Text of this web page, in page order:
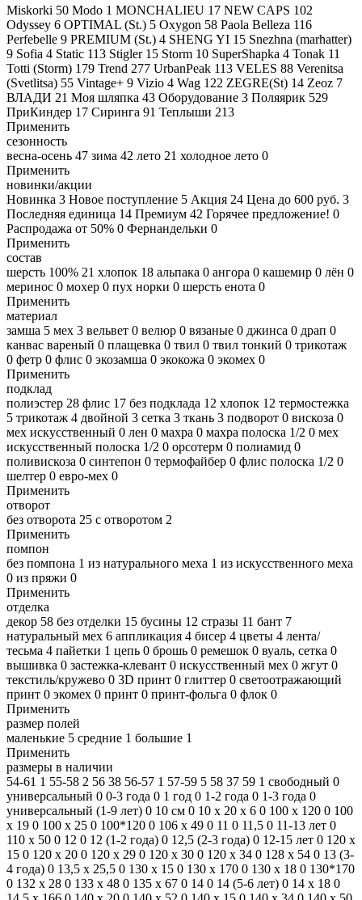
Miskorki 50 Modo 1 MONCHALIEU 17 NEW CAPS 102
Odyssey 6 OPTIMAL (St.) 5 Oxygon 58 Paola Belleza 116
Perfebelle 9 PREMIUM (St.) 4 SHENG YI 15 Snezhna (marhatter)
9 Sofia 4 Static 113 Stigler 15 Storm 10 SuperShapka 4 Tonak 11
Totti (Storm) 179 Trend 277 UrbanPeak 113 VELES 88 Verenitsa
(Svetlitsa) 55 Vintage+ 9 Vizio 4 Wag 122 ZEGRE(St) 14 Zeoz 7
ВЛАДИ 21 Моя шляпка 43 Оборудование 3 Поляярик 529
ПриКиндер 17 Сиринга 91 Теплыши 213
Применить
сезонность
весна-осень 47 зима 42 лето 21 холодное лето 0
Применить
новинки/акции
Новинка 3 Новое поступление 5 Акция 24 Цена до 600 руб. 3
Последняя единица 14 Премиум 42 Горячее предложение! 0
Распродажа от 50% 0 Фернандельки 0
Применить
состав
шерсть 100% 21 хлопок 18 альпака 0 ангора 0 кашемир 0 лён 0
меринос 0 мохер 0 пух норки 0 шерсть енота 0
Применить
материал
замша 5 мех 3 вельвет 0 велюр 0 вязаные 0 джинса 0 драп 0
канвас вареный 0 плащевка 0 твил 0 твил тонкий 0 трикотаж
0 фетр 0 флис 0 экозамша 0 экокожа 0 экомех 0
Применить
подклад
полиэстер 28 флис 17 без подклада 12 хлопок 12 термостежка
5 трикотаж 4 двойной 3 сетка 3 ткань 3 подворот 0 вискоза 0
мех искусственный 0 лен 0 махра 0 махра полоска 1/2 0 мех
искусственный полоска 1/2 0 орсотерм 0 полиамид 0
поливискоза 0 синтепон 0 термофайбер 0 флис полоска 1/2 0
шелтер 0 евро-мех 0
Применить
отворот
без отворота 25 с отворотом 2
Применить
помпон
без помпона 1 из натурального меха 1 из искусственного меха
0 из пряжи 0
Применить
отделка
декор 58 без отделки 15 бусины 12 стразы 11 бант 7
натуральный мех 6 аппликация 4 бисер 4 цветы 4 лента/
тесьма 4 пайетки 1 цепь 0 брошь 0 ремешок 0 вуаль, сетка 0
вышивка 0 застежка-клевант 0 искусственный мех 0 жгут 0
текстиль/кружево 0 3D принт 0 глиттер 0 светоотражающий
принт 0 экомех 0 принт 0 принт-фольга 0 флок 0
Применить
размер полей
маленькие 5 средние 1 большие 1
Применить
размеры в наличии
54-61 1 55-58 2 56 38 56-57 1 57-59 5 58 37 59 1 свободный 0
универсальный 0 0-3 года 0 1 год 0 1-2 года 0 1-3 года 0
универсальный (1-9 лет) 0 10 см 0 10 х 20 х 6 0 100 x 120 0 100
x 19 0 100 x 25 0 100*120 0 106 x 49 0 11 0 11,5 0 11-13 лет 0
110 х 50 0 12 0 12 (1-2 года) 0 12,5 (2-3 года) 0 12-15 лет 0 120 х
15 0 120 х 20 0 120 х 29 0 120 х 30 0 120 х 34 0 128 х 54 0 13 (3-
4 года) 0 13,5 x 25,5 0 130 х 15 0 130 х 170 0 130 х 18 0 130*170
0 132 х 28 0 133 х 48 0 135 x 67 0 14 0 14 (5-6 лет) 0 14 x 18 0